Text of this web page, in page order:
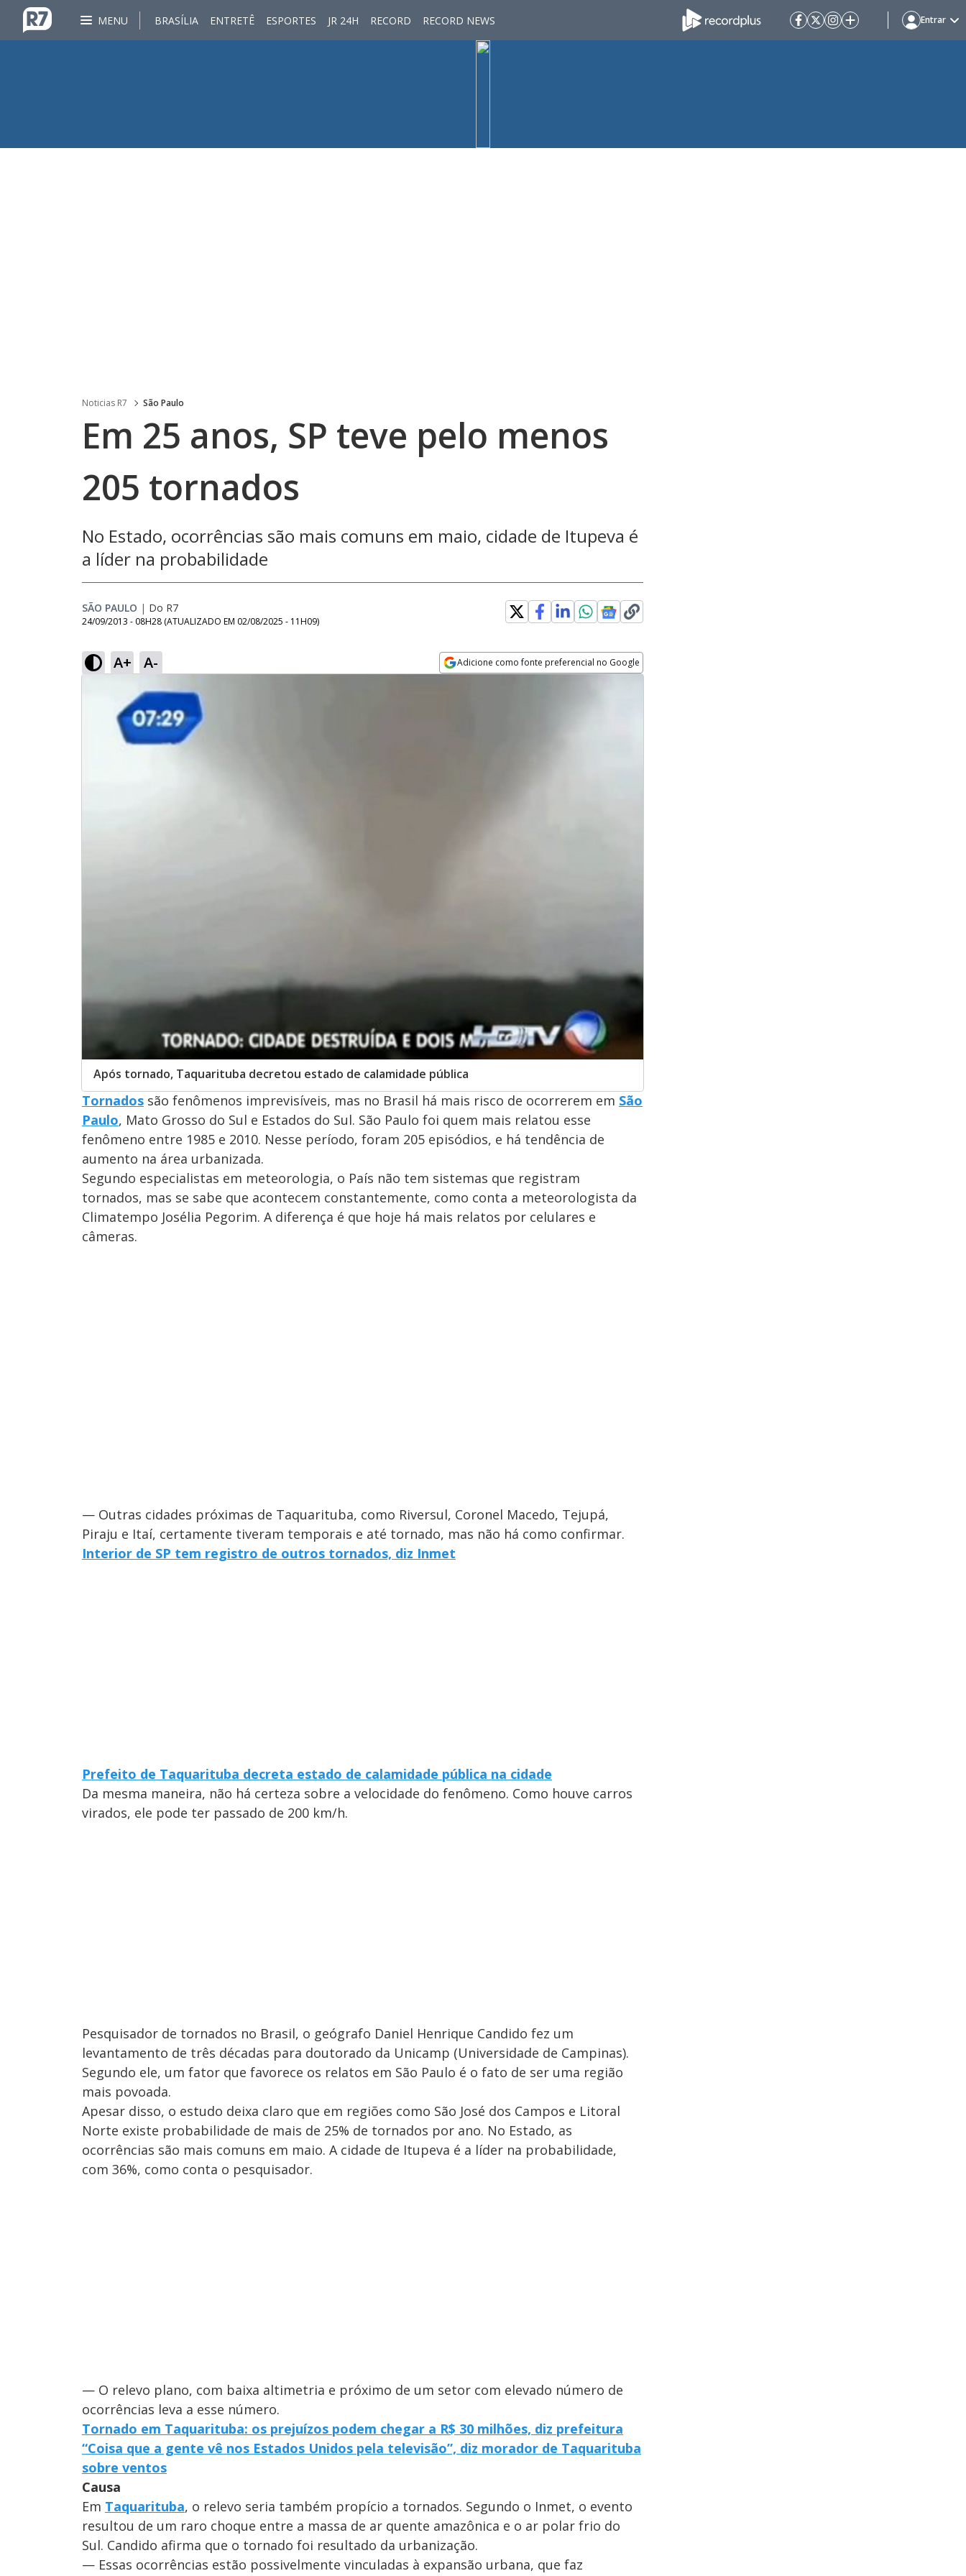
MENU BRASÍLIA ENTRETÊ ESPORTES JR 24H RECORD RECORD NEWS Entrar
Noticias R7 São Paulo
Em 25 anos, SP teve pelo menos
205 tornados
No Estado, ocorrências são mais comuns em maio, cidade de Itupeva é
a líder na probabilidade
SÃO PAULO | Do R7
24/09/2013 - 08H28 (ATUALIZADO EM 02/08/2025 - 11H09)
A+ A- Adicione como fonte preferencial no Google
Após tornado, Taquarituba decretou estado de calamidade pública
Tornados são fenômenos imprevisíveis, mas no Brasil há mais risco de ocorrerem em São
Paulo, Mato Grosso do Sul e Estados do Sul. São Paulo foi quem mais relatou esse
fenômeno entre 1985 e 2010. Nesse período, foram 205 episódios, e há tendência de
aumento na área urbanizada.
Segundo especialistas em meteorologia, o País não tem sistemas que registram
tornados, mas se sabe que acontecem constantemente, como conta a meteorologista da
Climatempo Josélia Pegorim. A diferença é que hoje há mais relatos por celulares e
câmeras.
— Outras cidades próximas de Taquarituba, como Riversul, Coronel Macedo, Tejupá,
Piraju e Itaí, certamente tiveram temporais e até tornado, mas não há como confirmar.
Interior de SP tem registro de outros tornados, diz Inmet
Prefeito de Taquarituba decreta estado de calamidade pública na cidade
Da mesma maneira, não há certeza sobre a velocidade do fenômeno. Como houve carros
virados, ele pode ter passado de 200 km/h.
Pesquisador de tornados no Brasil, o geógrafo Daniel Henrique Candido fez um
levantamento de três décadas para doutorado da Unicamp (Universidade de Campinas).
Segundo ele, um fator que favorece os relatos em São Paulo é o fato de ser uma região
mais povoada.
Apesar disso, o estudo deixa claro que em regiões como São José dos Campos e Litoral
Norte existe probabilidade de mais de 25% de tornados por ano. No Estado, as
ocorrências são mais comuns em maio. A cidade de Itupeva é a líder na probabilidade,
com 36%, como conta o pesquisador.
— O relevo plano, com baixa altimetria e próximo de um setor com elevado número de
ocorrências leva a esse número.
Tornado em Taquarituba: os prejuízos podem chegar a R$ 30 milhões, diz prefeitura
“Coisa que a gente vê nos Estados Unidos pela televisão”, diz morador de Taquarituba
sobre ventos
Causa
Em Taquarituba, o relevo seria também propício a tornados. Segundo o Inmet, o evento
resultou de um raro choque entre a massa de ar quente amazônica e o ar polar frio do
Sul. Candido afirma que o tornado foi resultado da urbanização.
— Essas ocorrências estão possivelmente vinculadas à expansão urbana, que faz